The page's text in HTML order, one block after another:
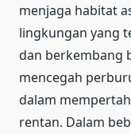
menjaga habitat
lingkungan yang
dan berkembang
mencegah
dalam
rentan. Dalam